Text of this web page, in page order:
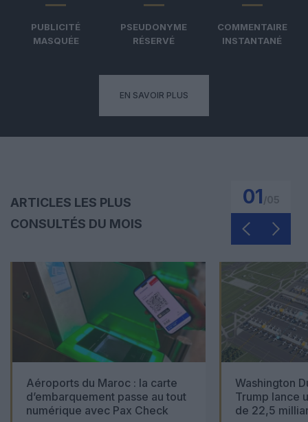
PUBLICITÉ
MASQUÉE
PSEUDONYME
RÉSERVÉ
COMMENTAIRE
INSTANTANÉ
EN SAVOIR PLUS
ARTICLES LES PLUS
CONSULTÉS DU MOIS
01
Aéroports du Maroc : la carte
d’embarquement passe au tout
numérique avec Pax Check
Washington
Trump lance
de 22,5